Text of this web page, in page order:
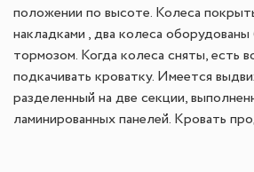
положении по высоте. Колеса
накладками , два колеса
тормозом. Когда колеса сняты, есть
подкачивать кроватку. Имеется
разделенный на две секции,
ламинированных панелей. Кровать